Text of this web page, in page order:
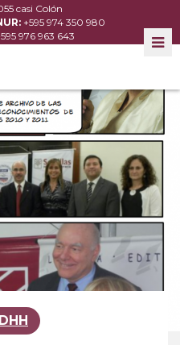
casi Colón
+595 974 350 980
976 963 643